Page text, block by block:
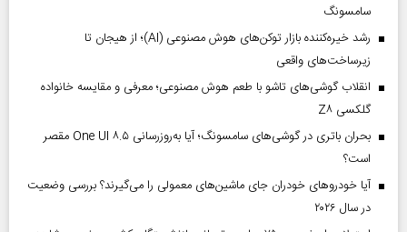
سامسونگ
رشد خیره‌کننده بازار توکن‌های هوش مصنوعی (AI)؛ از هیجان تا
زیرساخت‌های واقعی
انقلاب گوشی‌های تاشو‌ با طعم هوش مصنوعی؛ معرفی و مقایسه خانواده
گلکسی Z۸
بحران باتری در گوشی‌های سامسونگ؛ آیا به‌روزرسانی One UI ۸.۵ مقصر
است؟
آیا خودروهای خودران جای ماشین‌های معمولی را می‌گیرند؟ بررسی وضعیت
در سال ۲۰۲۶